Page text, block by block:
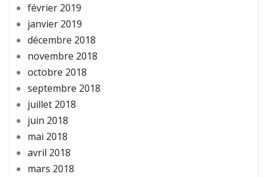
février 2019
janvier 2019
décembre 2018
novembre 2018
octobre 2018
septembre 2018
juillet 2018
juin 2018
mai 2018
avril 2018
mars 2018